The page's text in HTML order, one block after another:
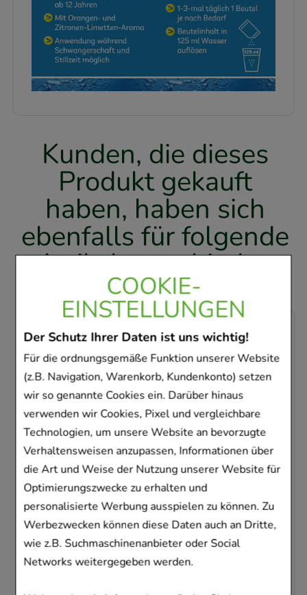
COOKIE-
EINSTELLUNGEN
Der Schutz Ihrer Daten ist uns wichtig!
Für die ordnungsgemäße Funktion unserer Website
(z.B. Navigation, Warenkorb, Kundenkonto) setzen
wir so genannte Cookies ein. Darüber hinaus
verwenden wir Cookies, Pixel und vergleichbare
Technologien, um unsere Website an bevorzugte
Verhaltensweisen anzupassen, Informationen über
die Art und Weise der Nutzung unserer Website für
Optimierungszwecke zu erhalten und
personalisierte Werbung ausspielen zu können. Zu
Werbezwecken können diese Daten auch an Dritte,
wie z.B. Suchmaschinenanbieter oder Social
Networks weitergegeben werden.
Kunden, die dieses
Produkt gekauft
haben, haben sich
ebenfalls für folgende
Artikel entschieden
LOPERAMID axicur 2 mg Tabletten
axicorp Pharma GmbH
10St Tabletten
14299913
Sofort lieferbar
AVP:3,45 €²